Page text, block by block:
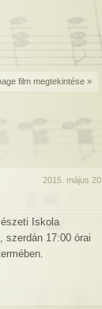
film megtekintése »
2015. május 20.
Iskola
szerdán 17:00 órai